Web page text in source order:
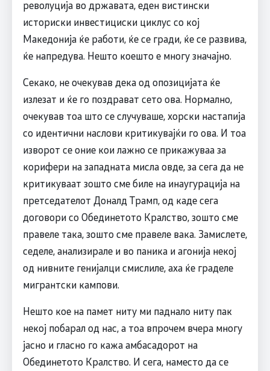
револуција во државата, еден вистински
историски инвестициски циклус со кој
Македонија ќе работи, ќе се гради, ќе се развива,
ќе напредува. Нешто коешто е многу значајно.
Секако, не очекував дека од опозицијата ќе
излезат и ќе го поздрават сето ова. Нормално,
очекував тоа што се случуваше, хорски настапија
со идентични наслови критикувајќи го ова. И тоа
изворот се оние кои лажно се прикажуваа за
корифери на западната мисла овде, за сега да не
критикуваат зошто сме биле на инаугурација на
претседателот Доналд Трамп, од каде сега
договори со Обединетото Кралство, зошто сме
правеле така, зошто сме правеле вака. Замислете,
седеле, анализирале и во паника и агонија некој
од нивните генијалци смислиле, аха ќе граделе
мигрантски кампови.
Нешто кое на памет ниту ми паднало ниту пак
некој побарал од нас, а тоа впрочем вчера многу
јасно и гласно го кажа амбасадорот на
Обединетото Кралство. И сега, наместо да се